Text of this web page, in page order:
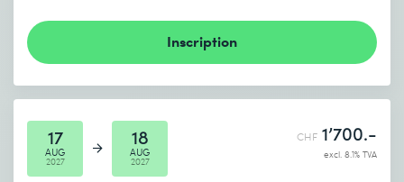
Inscription
17
AUG
2027
18
AUG
2027
CHF 1’700.-
excl. 8.1% TVA